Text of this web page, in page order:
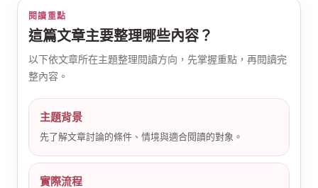
閱讀重點
這篇文章主要整理哪些內容？
以下依文章所在主題整理閱讀方向，先掌握重點，再閱讀完
整內容。
主題背景
先了解文章討論的條件、情境與適合閱讀的對象。
實際流程